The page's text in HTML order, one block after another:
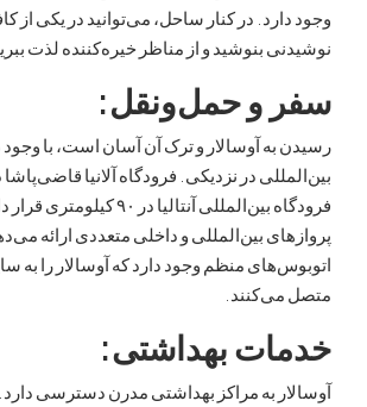
در کنار ساحل، می‌توانید در یکی از کافه‌های
بنوشید و از مناظر خیره‌کننده لذت ببرید.
و حمل‌ونقل :
آوسالار و ترک آن آسان است، با وجود دو فرودگاه
بین‌المللی در نزدیکی. فرودگاه
فرودگاه بین‌المللی آنتالیا در ۹۰ کیلومتری قرار دارد.
بین‌المللی و داخلی متعددی ارائه می‌دهند.
منظم وجود دارد که آوسالار را به سایر نقاط
بهداشتی:
به مراکز بهداشتی مدرن دسترسی دارد. در